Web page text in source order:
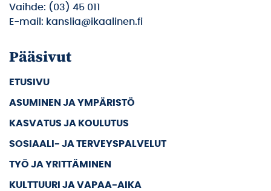
Vaihde: (03) 45 011
E-mail: kanslia@ikaalinen.fi
Pääsivut
ETUSIVU
ASUMINEN JA YMPÄRISTÖ
KASVATUS JA KOULUTUS
SOSIAALI- JA TERVEYSPALVELUT
TYÖ JA YRITTÄMINEN
KULTTUURI JA VAPAA-AIKA